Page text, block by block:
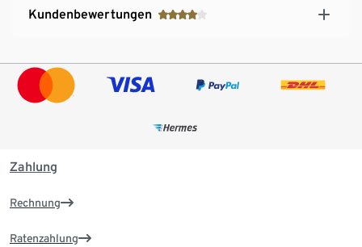
Kundenbewertungen
Zahlung
Rechnung
Ratenzahlung